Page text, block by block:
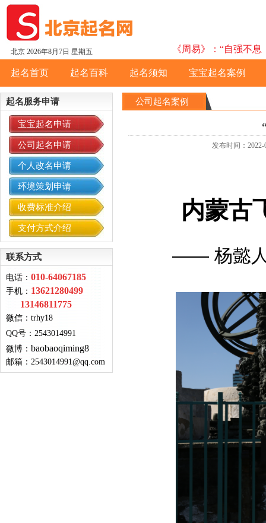
北京 2026年8月7日 星期五 《周易》：“自强不
起名首页 起名百科 起名须知 宝宝起名案例
起名服务申请
宝宝起名申请
公司起名申请
个人改名申请
环境策划申请
收费标准介绍
支付方式介绍
联系方式
电话： 010-64067185
手机： 13621280499
13146811775
微信： trhy18
QQ号 ： 2543014991
微博： baobaoqiming8
邮箱： 2543014991@qq.com
公司起名案例
发布时间：
内蒙古
——杨懿